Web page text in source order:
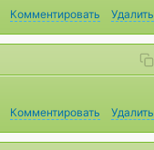
Комментировать
Удалить
Комментировать
Удалить